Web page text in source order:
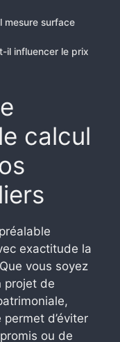
mesure surface
il influencer le prix
calcul
exactitude la
vous soyez
projet de
d’éviter
ou de